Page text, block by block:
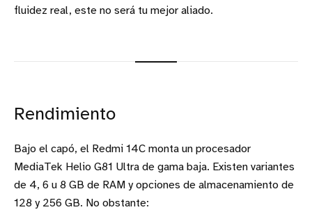
fluidez real, este no será tu mejor aliado.
Rendimiento
Bajo el capó, el Redmi 14C monta un procesador
MediaTek Helio G81 Ultra de gama baja. Existen variantes
de 4, 6 u 8 GB de RAM y opciones de almacenamiento de
128 y 256 GB. No obstante: